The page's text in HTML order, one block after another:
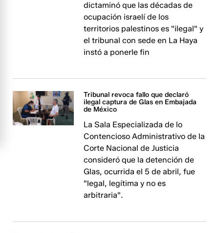
dictaminó que las décadas de
ocupación israelí de los
territorios palestinos es "ilegal" y
el tribunal con sede en La Haya
instó a ponerle fin
Tribunal revoca fallo que declaró
ilegal captura de Glas en Embajada
de México
La Sala Especializada de lo
Contencioso Administrativo de la
Corte Nacional de Justicia
consideró que la detención de
Glas, ocurrida el 5 de abril, fue
"legal, legítima y no es
arbitraria".